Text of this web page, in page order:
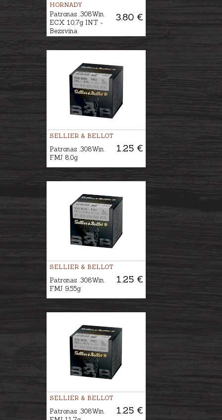
HORNADY
3.80 €
Patronas .308Win.
ECX 10,7g INT -
Bezsvina
SELLIER & BELLOT
1.25 €
Patronas .308Win.
FMJ 8,0g
SELLIER & BELLOT
1.25 €
Patronas .308Win.
FMJ 9,55g
SELLIER & BELLOT
1.25 €
Patronas .308Win.